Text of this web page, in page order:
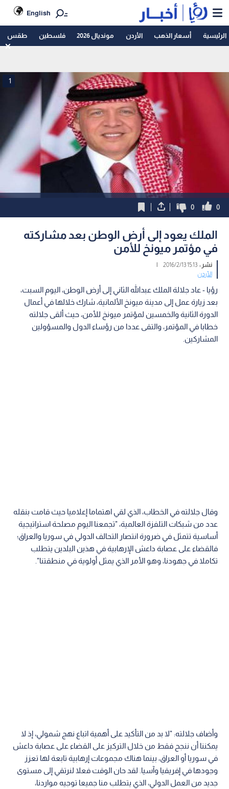
English
الرئيسية أسعار الذهب الأردن مونديال 2026 فلسطين طقس
1
0
0
​​الملك يعود إلى أرض الوطن بعد مشاركته
في مؤتمر ميونخ للأمن
نشر :15:13 2016/2/13
|
الأردن
رؤيا - عاد جلالة الملك عبدالله الثاني إلى أرض الوطن، اليوم السبت،
بعد زيارة عمل إلى مدينة ميونخ الألمانية، شارك خلالها في أعمال
الدورة الثانية والخمسين لمؤتمر ميونخ للأمن، حيث ألقى جلالته
خطابا في المؤتمر، والتقى عددا من رؤساء الدول والمسؤولين
المشاركين.
وقال جلالته في الخطاب، الذي لقي اهتماما إعلاميا حيث قامت بنقله
عدد من شبكات التلفزة العالمية، "تجمعنا اليوم مصلحة استراتيجية
أساسية تتمثل في ضرورة انتصار التحالف الدولي في سوريا والعراق؛
فالقضاء على عصابة داعش الإرهابية في هذين البلدين يتطلب
تكاملا في جهودنا، وهو الأمر الذي يمثل أولوية في منطقتنا".
وأضاف جلالته: "لا بد من التأكيد على أهمية اتباع نهج شمولي، إذ لا
يمكننا أن ننجح فقط من خلال التركيز على القضاء على عصابة داعش
في سوريا أو العراق، بينما هناك مجموعات إرهابية تابعة لها تعزز
وجودها في إفريقيا وآسيا. لقد حان الوقت فعلا لنرتقي إلى مستوى
جديد من العمل الدولي، الذي يتطلب منا جميعا توجيه مواردنا،